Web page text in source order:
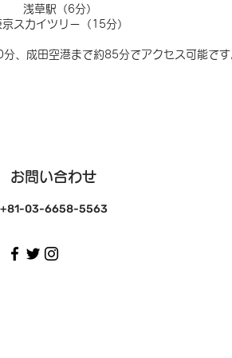
浅草駅（6分）
京スカイツリー（15分）
、成田空港まで約85分でアクセス可能で
お問い合わせ
+81-03-6658-5563